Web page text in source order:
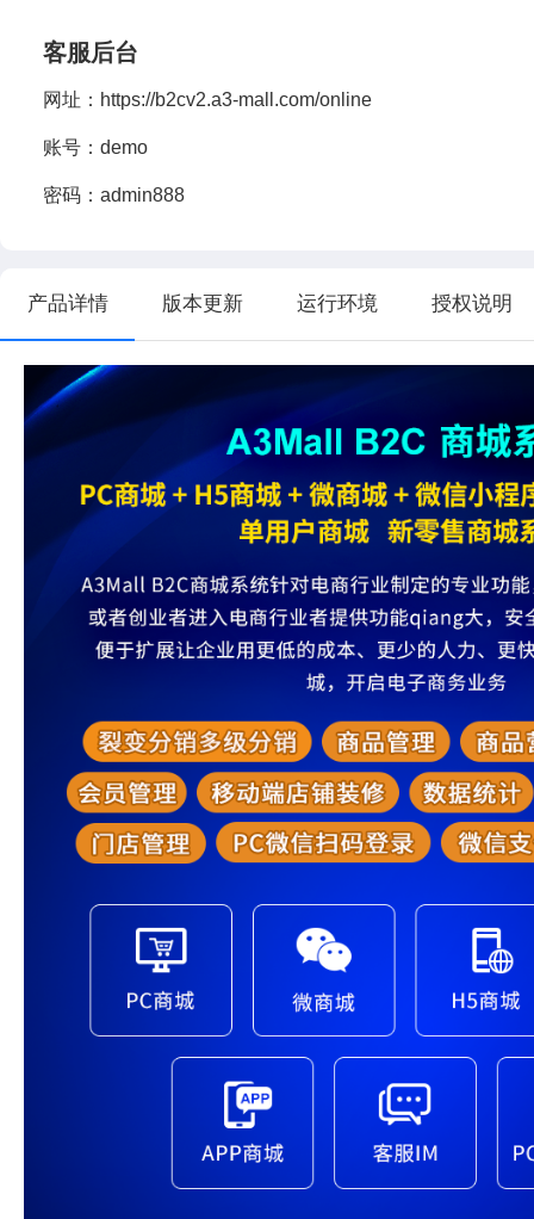
客服后台
网址： https://b2cv2.a3-mall.com/online
账号：demo
密码：admin888
产品详情 版本更新 运行环境 授权说明